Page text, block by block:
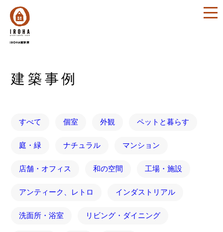
建築事例
すべて 個室 外観 ペットと暮らす
庭・緑 ナチュラル マンション
店舗・オフィス 和の空間 工場・施設
アンティーク、レトロ インダストリアル
洗面所・浴室 リビング・ダイニング